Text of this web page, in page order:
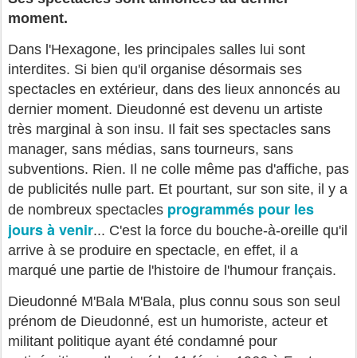
moment.
Dans l'Hexagone, les principales salles lui sont
interdites. Si bien qu'il organise désormais ses
spectacles en extérieur, dans des lieux annoncés au
dernier moment. Dieudonné est devenu un artiste
très marginal à son insu. Il fait ses spectacles sans
manager, sans médias, sans tourneurs, sans
subventions. Rien. Il ne colle même pas d'affiche, pas
de publicités nulle part. Et pourtant, sur son site, il y a
de nombreux spectacles programmés pour les
jours à venir... C'est la force du bouche-à-oreille qu'il
arrive à se produire en spectacle, en effet, il a
marqué une partie de l'histoire de l'humour français.
Dieudonné M'Bala M'Bala, plus connu sous son seul
prénom de Dieudonné, est un humoriste, acteur et
militant politique ayant été condamné pour